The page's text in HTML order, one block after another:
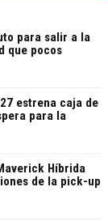
para salir a la
que pocos
estrena caja de
para la
Híbrida
de la pick-up